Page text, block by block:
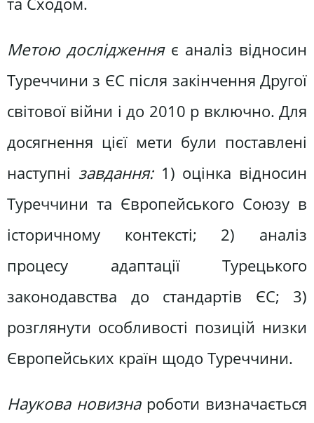
Метою дослідження є аналіз відносин
Туреччини з ЄС після закінчення Другої
світової війни і до 2010 р включно. Для
досягнення цієї мети були поставлені
наступні завдання: 1) оцінка відносин
Туреччини та Європейського Союзу в
історичному контексті; 2) аналіз
процесу адаптації Турецького
законодавства до стандартів ЄС; 3)
розглянути особливості позицій низки
Європейських країн щодо Туреччини.
Наукова новизнароботи визначається